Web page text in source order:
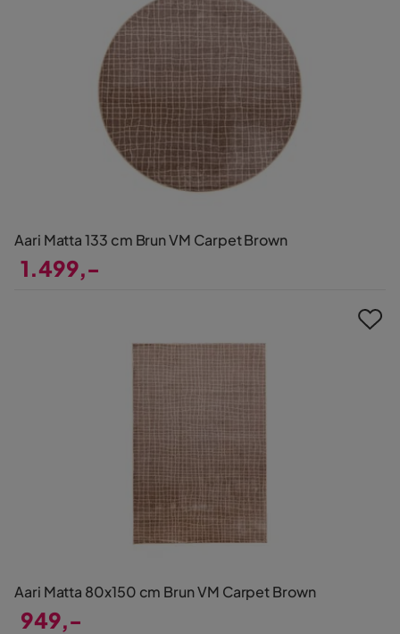
Aari Matta 133 cm Brun VM Carpet Brown
1.499,-
Aari Matta 80x150 cm Brun VM Carpet Brown
949,-